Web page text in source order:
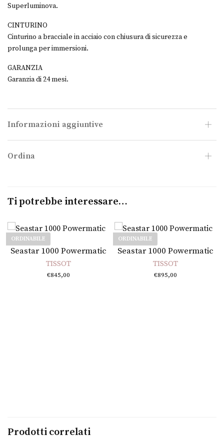
Superluminova.
CINTURINO
Cinturino a bracciale in acciaio con chiusura di sicurezza e
prolunga per immersioni.
GARANZIA
Garanzia di 24 mesi.
Informazioni aggiuntive
Ordina
Ti potrebbe interessare…
ORDINABILE
Leggi tutto
Seastar 1000 Powermatic
TISSOT
€845,00
ORDINABILE
Leggi tutto
Seastar 1000 Powermatic
TISSOT
€895,00
Prodotti correlati